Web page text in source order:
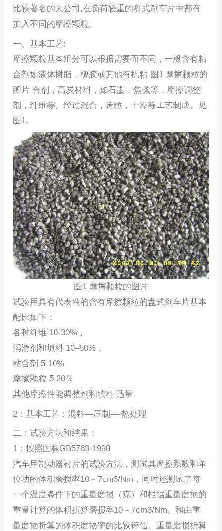
比较著名的大公司,在负荷较重的盘式刹车片中都有
加入不同的摩擦颗粒。
一、基本工艺:
摩擦颗粒基本组分可以根据需要而不同，一般含有粘
合剂如液体树脂，橡胶或其他有机粘 图1 摩擦颗粒的
图片 合剂，高炭材料，如石墨，焦碳等，摩擦调整
剂，纤维等。经过混合，造粒，干燥等工艺制成。见
图1。
图1 摩擦颗粒的图片
试验用具有代表性的含有摩擦颗粒的盘式刹车片基本
配比如下：
各种纤维 10-30%，
润滑剂和填料 10–50%，
粘合剂 5-10%
摩擦颗粒 5-20％
其他摩擦性能调整剂和填料 适量
2：基本工艺：混料—压制—-热处理
二：试验方法和结果：
1：按照国标GB5763-1998
汽车用制动器衬片的试验方法，测试其摩擦系数和单
位功的体积磨损率10－7cm3/Nm，同时还测试了每
一个温度条件下的重量磨损（克）和根据重量磨损的
重量计算的体积折算磨损率10－7cm3/Nm。和由重
量磨损折算的体积磨损率的比较评估。重量磨损折算